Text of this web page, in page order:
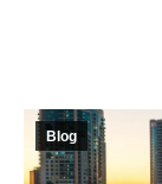
Blog